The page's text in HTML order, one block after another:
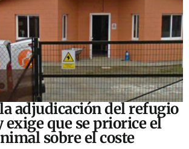
adjudicación del refugio
exige que se priorice el
sobre el coste